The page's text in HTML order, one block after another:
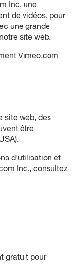
Inc, une
de vidéos, pour
une grande
site web.
Vimeo.com
site web, des
être
d'utilisation et
Inc., consultez
gratuit pour